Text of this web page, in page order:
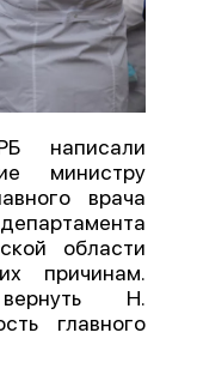
написали
министру
врача
области
причинам.
Н.
главного